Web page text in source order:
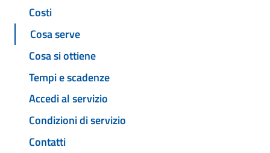
Costi
Cosa serve
Cosa si ottiene
Tempi e scadenze
Accedi al servizio
Condizioni di servizio
Contatti